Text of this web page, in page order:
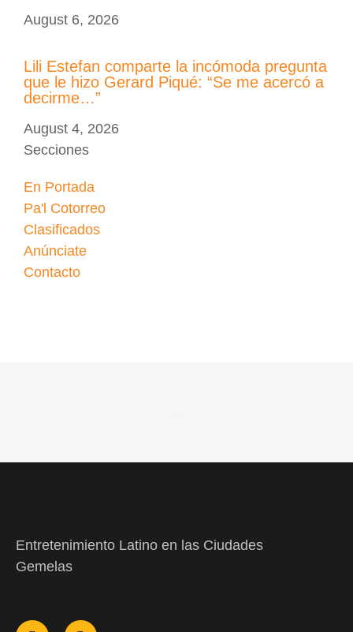
August 6, 2026
Lili Estefan comparte la incómoda pregunta
que le hizo Gerard Piqué: “Se me acercó a
decirme…”
August 4, 2026
Secciones
En Portada
Pa'l Cotorreo
Clasificados
Anúnciate
Contacto
Entretenimiento Latino en las Ciudades
Gemelas